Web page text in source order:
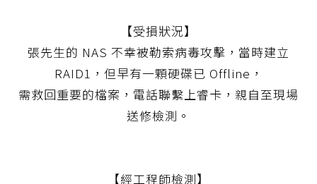
【受損狀況】
張先生的 NAS 不幸被勒索病毒攻擊，當時建立
RAID1，但早有一顆硬碟已 Offline，
需救回重要的檔案，電話聯繫上睿卡，親自至現場
送修檢測。
【經工程師檢測】